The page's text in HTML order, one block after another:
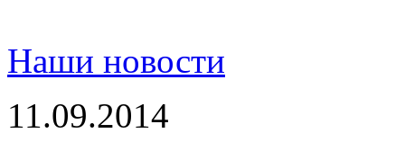
Наши новости
11.09.2014